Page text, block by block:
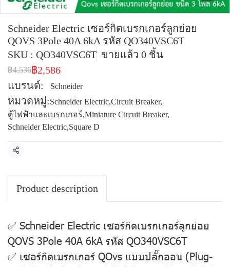
Schneider Electric เซอร์กิตเบรกเกอร์ลูกย่อย
QOVS 3Pole 40A 6kA รหัส QO340VSC6T
SKU : QO340VSC6T ขายแล้ว 0 ชิ้น
฿4,536฿2,586
แบรนด์:
Schneider
หมวดหมู่:Schneider Electric,Circuit Breaker,
ตู้ไฟฟ้าและเบรกเกอร์,Miniature Circuit Breaker,
Schneider Electric,Square D
แชร์
Product description
✅ Schneider Electric เซอร์กิตเบรกเกอร์ลูกย่อย
QOVS 3Pole 40A 6kA รหัส QO340VSC6T
✅ เซอร์กิตเบรกเกอร์ QOvs แบบปลั๊กออน (Plug-